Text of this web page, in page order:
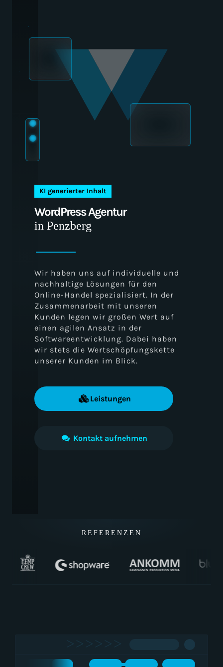
WordPress Agentur
in Penzberg
Wir haben uns auf individuelle und
nachhaltige Lösungen für den
Online-Handel spezialisiert. In der
Zusammenarbeit mit unseren
Kunden legen wir großen Wert auf
einen agilen Ansatz in der
Softwareentwicklung. Dabei haben
wir stets die Wertschöpfungskette
unserer Kunden im Blick.
Leistungen
Kontakt aufnehmen
REFERENZEN